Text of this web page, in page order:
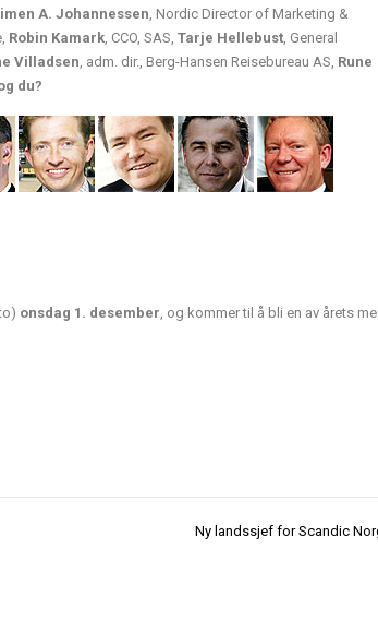
A. Johannessen, Nordic Director of Marketing &
Robin Kamark, CCO, SAS, Tarje Hellebust, General
Villadsen, adm. dir., Berg-Hansen Reisebureau AS, Rune
du?
onsdag 1. desember, og kommer til å bli en av årets
Ny landssjef for Scandic